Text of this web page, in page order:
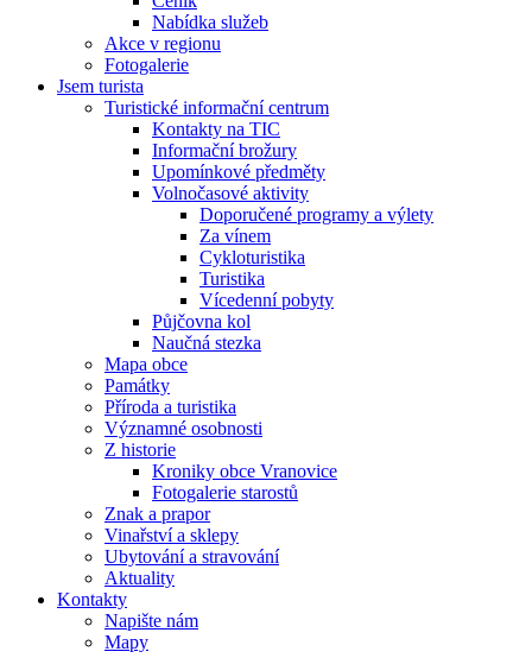
Nabídka služeb
Akce v regionu
Fotogalerie
Jsem turista
Turistické informační centrum
Kontakty na TIC
Informační brožury
Upomínkové předměty
Volnočasové aktivity
Doporučené programy a výlety
Za vínem
Cykloturistika
Turistika
Vícedenní pobyty
Půjčovna kol
Naučná stezka
Mapa obce
Památky
Příroda a turistika
Významné osobnosti
Z historie
Kroniky obce Vranovice
Fotogalerie starostů
Znak a prapor
Vinařství a sklepy
Ubytování a stravování
Aktuality
Kontakty
Napište nám
Mapy